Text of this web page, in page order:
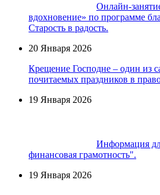
Онлайн-
вдохновение» по программе
Старость в радость.
20 Января 2026
Крещение Господне – один из
почитаемых праздников в
19 Января 2026
Информация
финансовая грамотность".
19 Января 2026